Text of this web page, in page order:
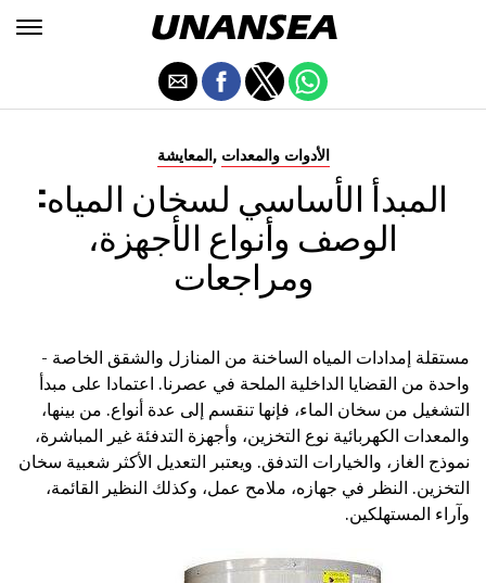
المعايشة , الأدوات والمعدات
المبدأ الأساسي لسخان المياه:
الوصف وأنواع الأجهزة،
ومراجعات
مستقلة إمدادات المياه الساخنة من المنازل والشقق الخاصة -
واحدة من القضايا الداخلية الملحة في عصرنا. اعتمادا على مبدأ
التشغيل من سخان الماء، فإنها تنقسم إلى عدة أنواع. من بينها،
والمعدات الكهربائية نوع التخزين، وأجهزة التدفئة غير المباشرة،
نموذج الغاز، والخيارات التدفق. ويعتبر التعديل الأكثر شعبية سخان
التخزين. النظر في جهازه، ملامح عمل، وكذلك النظير القائمة،
وآراء المستهلكين.